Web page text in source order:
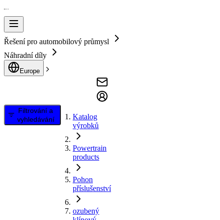
Řešení pro automobilový průmysl
Náhradní díly
Europe
Filtrování a
vyhledávání
Katalog
výrobků
Powertrain
products
Pohon
příslušenství
ozubený